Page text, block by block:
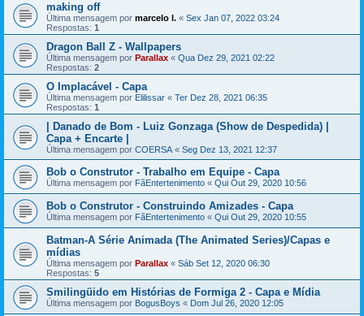
making off
Última mensagem por marcelo l. « Sex Jan 07, 2022 03:24
Respostas: 1
Dragon Ball Z - Wallpapers
Última mensagem por Parallax « Qua Dez 29, 2021 02:22
Respostas: 2
O Implacável - Capa
Última mensagem por Elilissar « Ter Dez 28, 2021 06:35
Respostas: 1
| Danado de Bom - Luiz Gonzaga (Show de Despedida) |
Capa + Encarte |
Última mensagem por COERSA « Seg Dez 13, 2021 12:37
Bob o Construtor - Trabalho em Equipe - Capa
Última mensagem por FãEntertenimento « Qui Out 29, 2020 10:56
Bob o Construtor - Construindo Amizades - Capa
Última mensagem por FãEntertenimento « Qui Out 29, 2020 10:55
Batman-A Série Animada (The Animated Series)/Capas e
mídias
Última mensagem por Parallax « Sáb Set 12, 2020 06:30
Respostas: 5
Smilingüido em Histórias de Formiga 2 - Capa e Mídia
Última mensagem por BogusBoys « Dom Jul 26, 2020 12:05